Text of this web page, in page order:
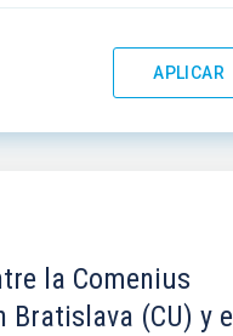
la Comenius
Bratislava (CU) y el